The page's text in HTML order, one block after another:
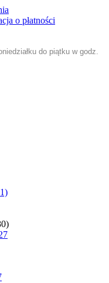
o płatności
do piątku w godz.